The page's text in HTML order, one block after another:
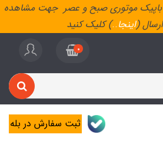
باپیک موتوری صبح و عصر جهت مشاهده
(اینجا..) کلیک کنید
0
ثبت سفارش در بله